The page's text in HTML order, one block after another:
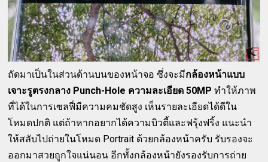
ถัดมาเป็นในส่วนด้านบนของหน้าจอ ซึ่งจะมีกล้องหน้าแบบ
เจาะรูตรงกลาง Punch-Hole ความละเอียด 50MP ทำให้ภาพ
ที่ได้ในการเซลฟี่มีความคมชัดสูง เห็นรายละเอียดได้ดีใน
โหมดปกติ แต่ถ้าหากอยากได้ความบิวตี้และฟรุ้งฟริ้ง แนะนำ
ให้สลับไปถ่ายในโหมด Portrait ด้วยกล้องหน้าครับ รับรองจะ
ออกมาสวยถูกใจแน่นอน อีกทั้งกล้องหน้ายังรองรับการถ่าย